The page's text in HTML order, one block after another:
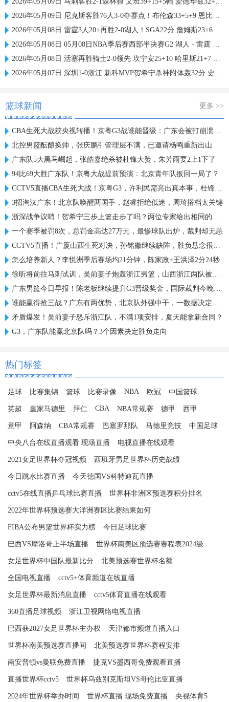
2026年05月09日 尼克斯客胜76人3-0夺赛点！布伦森33+5+9 恩比德复出17中7
2026年05月08日 雷霆3人20+再胜2-0湖人！SGA22分 詹姆斯23+6 小里31+6
2026年05月08日 05月08日NBA季后赛西部半决赛G2 湖人 - 雷霆 精彩镜头
2026年05月08日 活塞再胜骑士2-0领先 坎宁安25+10 哈里斯21+7 哈登13中3
2026年05月07日 深圳1-0浙江 新科MVP贺希宁杀神附体轰32分 史密斯27+9
篮球新闻 更多 >>
CBA生死大战获央视转播！京粤G3战谁能晋级：广东会被打崩溃吗？
北控男篮酝酿换帅，张庆鹏引管理层不满，已邀请杨鸣重新出山
广东队5大黑马崛起，张皓嘉绝杀被杜锋大赞，朱芳雨要2上1下了
94比69大胜广东队！京粤大战提前预演：北京青年队扳回一局了？
CCTV5直播CBA生死大战！京粤G3，许利民需亮出真本事，杜锋恐惨败
3招淘汰广东！北京队唤醒两国手，赵睿拒绝低迷，周琦搭档太关键
浙深战争议哨！贺希宁三步上篮走步了吗？两位专家给出相同的解读
一个赛季被罚8次，总罚金高达27万元，最惨球队出炉，裁判却无恙
CCTV5直播！广厦山西生死对决，孙铭徽继续缺阵，胜负悬念很大！
怎么培养新人？李悦洲季后赛场均21分钟，陈家政+王洪泽2分24秒
徐昕将前往马刺试训，吴前妻子炮轰浙江男篮，山西浙江两队被处罚
广东男篮今日早报！陈老板继续提升G3晋级奖金，国际裁判今晚入场，徐杰崔永熙盼迎来爆发
谁能赢得抢三战？广东有两优势，北京队外强中干，一数据决定胜负
矛盾爆发！吴前妻子怒斥浙江队，不满1项安排，夏天能拿新合同？
G3，广东队能赢北京队吗？3个因素决定胜负走向
热门标签
足球 比赛集锦 篮球 比赛录像 NBA 欧冠 中国篮球
英超 皇家马德里 拜仁 CBA NBA常规赛 德甲 西甲
意甲 阿森纳 CBA常规赛 巴塞罗那队 马德里竞技 中国足球
中央八台在线直播观看 现场直播 电视直播在线观看
2021女足世界杯夺冠视频 西班牙男足世界杯历史战绩
今日跳水比赛直播 今天德国VS科特迪瓦直播
cctv5在线直播乒乓球比赛直播 世界杯非洲区预选赛积分排名
2022年世界杯预选赛大洋洲赛区比赛结果如何
FIBA公布男篮世界杯实力榜 今日足球比赛
巴西VS摩洛哥上半场直播 世界杯南美区预选赛赛程表2024级
女足世界杯中国队最新比分 北美预选赛世界杯名额
全国电视直播 cctv5+体育频道在线直播
女足世界杯最新消息直播 cctv5体育直播在线观看
360直播足球视频 浙江卫视网络电视直播
巴西获2027女足世界杯主办权 天津都市频道直播入口
世界杯南美预选赛直播间 北美预选赛世界杯赛程安排
南安普顿vs曼联免费直播 捷克VS墨西哥免费观看直播
直播世界杯cctv5 世界杯乌兹别克斯坦VS哥伦比亚直播
2024年世界杯举办时间 世界杯直播 现场免费直播 央视体育5